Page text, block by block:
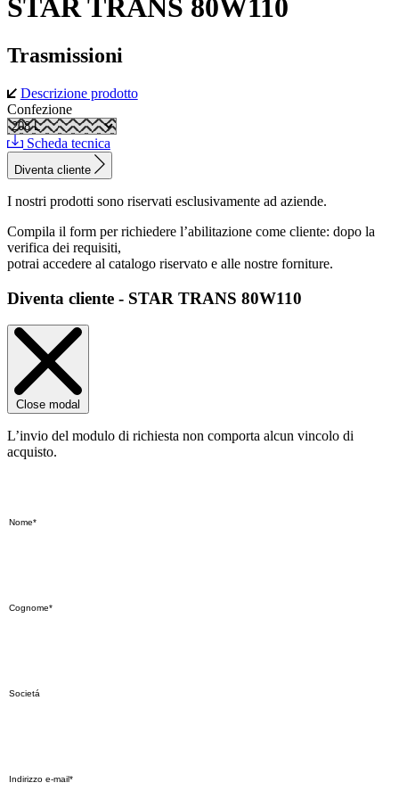
STAR TRANS 80W110
Trasmissioni
Descrizione prodotto
Confezione
Scheda tecnica
Diventa cliente
I nostri prodotti sono riservati esclusivamente ad aziende.
Compila il form per richiedere l’abilitazione come cliente: dopo la
verifica dei requisiti,
potrai accedere al catalogo riservato e alle nostre forniture.
Diventa cliente - STAR TRANS 80W110
Close modal
L’invio del modulo di richiesta non comporta alcun vincolo di
acquisto.